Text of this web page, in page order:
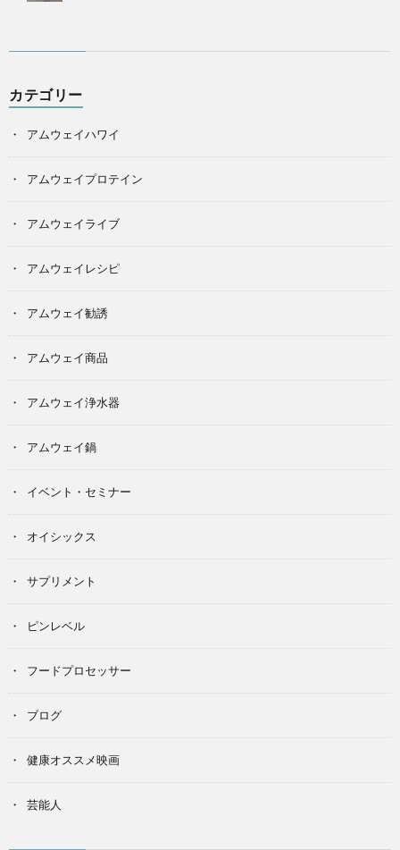
カテゴリー
アムウェイハワイ
アムウェイプロテイン
アムウェイライブ
アムウェイレシピ
アムウェイ勧誘
アムウェイ商品
アムウェイ浄水器
アムウェイ鍋
イベント・セミナー
オイシックス
サプリメント
ピンレベル
フードプロセッサー
ブログ
健康オススメ映画
芸能人